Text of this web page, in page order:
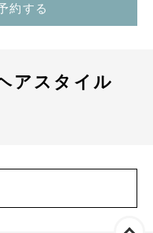
約する
アスタイル